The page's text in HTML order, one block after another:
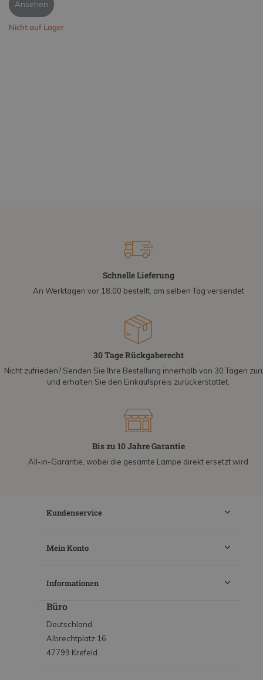
Ansehen
Nicht auf Lager
Schnelle Lieferung
An Werktagen vor 18:00 bestellt, am selben Tag versendet
30 Tage Rückgaberecht
Nicht zufrieden? Senden Sie Ihre Bestellung innerhalb von 30 Tagen
und erhalten Sie den Einkaufspreis zurückerstattet.
Bis zu 10 Jahre Garantie
All-in-Garantie, wobei die gesamte Lampe direkt ersetzt wird
Kundenservice
Mein Konto
Informationen
Büro
Deutschland
Albrechtplatz 16
47799 Krefeld